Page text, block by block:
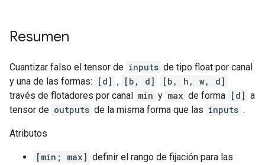
Resumen
Cuantizar falso el tensor de inputs de tipo float por canal
y una de las formas:
[d] , [b, d]
[b, h, w, d]
través de flotadores por canal min y max de forma [d] a
tensor de outputs de la misma forma que las inputs .
Atributos
[min; max] definir el rango de fijación para las